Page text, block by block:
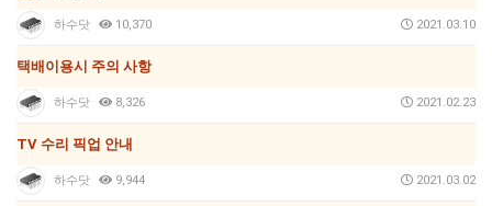
하수닷 10,370 2021.03.10
택배이용시 주의 사항
하수닷 8,326 2021.02.23
TV 수리 픽업 안내
하수닷 9,944 2021.03.02